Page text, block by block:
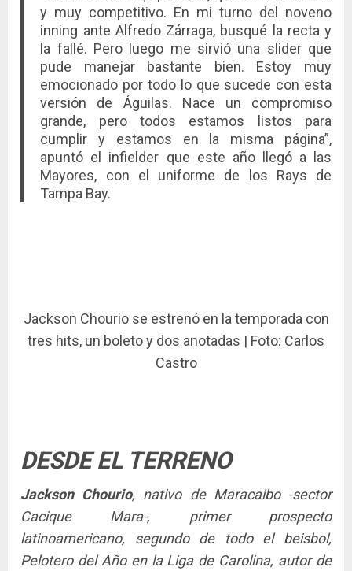
y muy competitivo. En mi turno del noveno
inning ante Alfredo Zárraga, busqué la recta y
la fallé. Pero luego me sirvió una slider que
pude manejar bastante bien. Estoy muy
emocionado por todo lo que sucede con esta
versión de Águilas. Nace un compromiso
grande, pero todos estamos listos para
cumplir y estamos en la misma página”,
apuntó el infielder que este año llegó a las
Mayores, con el uniforme de los Rays de
Tampa Bay.
Jackson Chourio se estrenó en la temporada con
tres hits, un boleto y dos anotadas | Foto: Carlos
Castro
DESDE EL TERRENO
Jackson Chourio, nativo de Maracaibo -sector
Cacique Mara-, primer prospecto
latinoamericano, segundo de todo el beisbol,
Pelotero del Año en la Liga de Carolina, autor de